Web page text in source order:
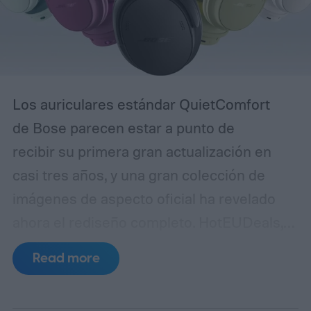
Los auriculares estándar QuietComfort
de Bose parecen estar a punto de
recibir su primera gran actualización en
casi tres años, y una gran colección de
en colaboración con @onLeaks, ha
compartido 54 renders de prensa en alta
Read more